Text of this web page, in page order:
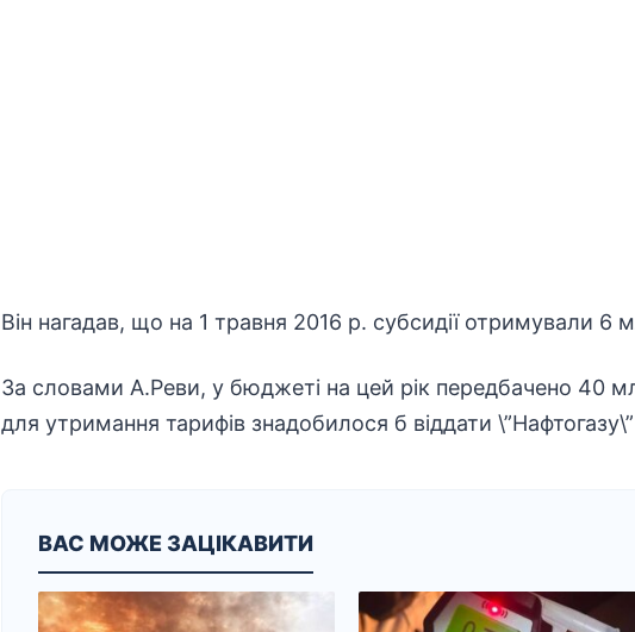
Він нагадав, що на 1 травня 2016 р. субсидії отримували 6
За словами А.Реви, у бюджеті на цей рік передбачено 40
для утримання тарифів знадобилося б віддати
ВАС МОЖЕ ЗАЦІКАВИТИ